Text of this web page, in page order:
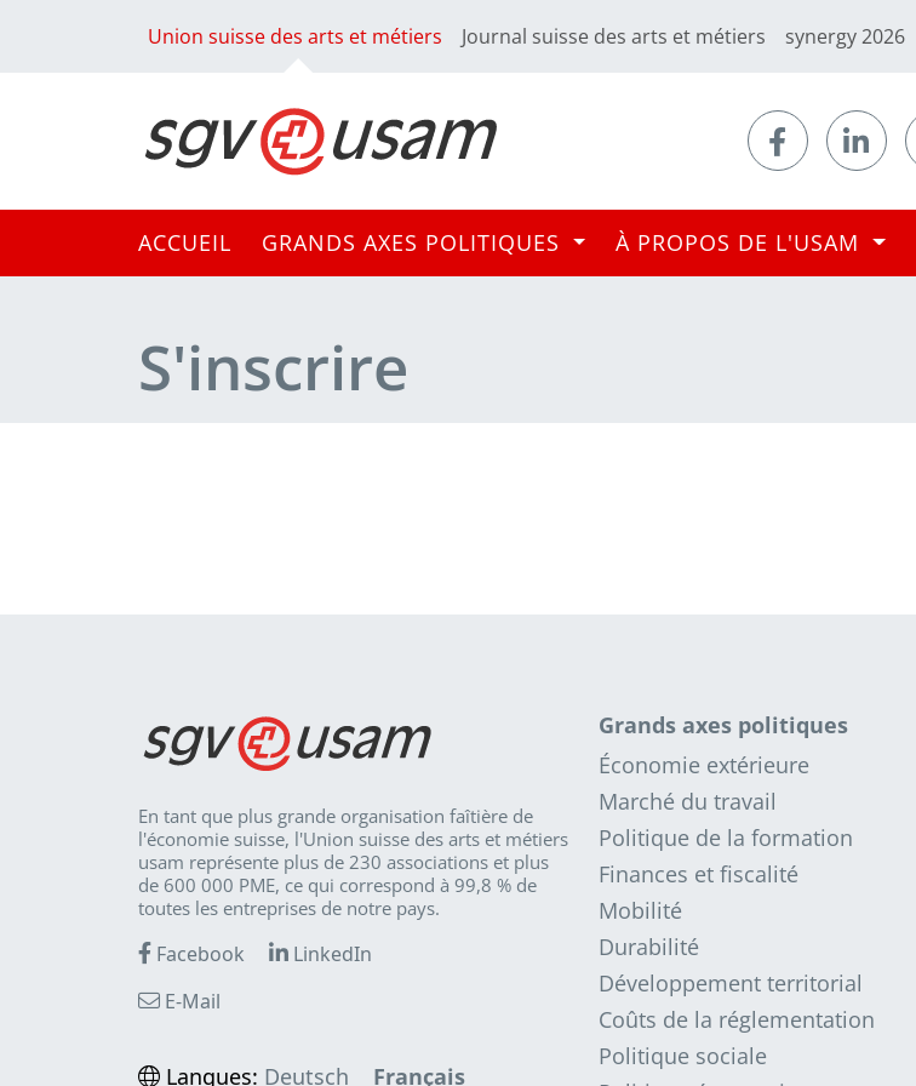
Union suisse des arts et métiers Journal suisse des arts et métiers synergy 2026
ACCUEIL GRANDS AXES POLITIQUES À PROPOS DE L'USAM
S'inscrire
En tant que plus grande organisation faîtière de
l'économie suisse, l'Union suisse des arts et métiers
usam représente plus de 230 associations et plus
de 600 000 PME, ce qui correspond à 99,8 % de
toutes les entreprises de notre pays.
Facebook
LinkedIn
E-Mail
Langues: Deutsch Français
Grands axes politiques
Économie extérieure
Marché du travail
Politique de la formation
Finances et fiscalité
Mobilité
Durabilité
Développement territorial
Coûts de la réglementation
Politique sociale